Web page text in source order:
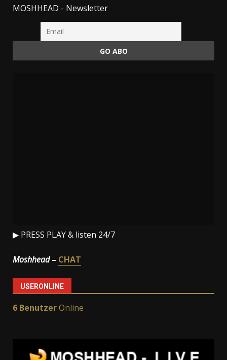
MOSHHEAD - Newsletter
▶ PRESS PLAY & listen 24/7
Moshhead– CHAT
USERONLINE
6 BenutzerOnline